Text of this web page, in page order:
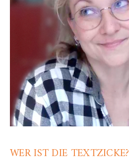
WER IST DIE TEXTZICKE?